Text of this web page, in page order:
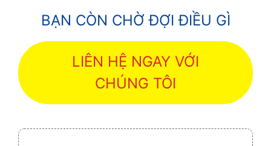
BẠN CÒN CHỜ ĐỢI ĐIỀU GÌ
LIÊN HỆ NGAY VỚI
CHÚNG TÔI